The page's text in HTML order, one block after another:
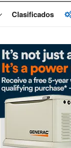
Clasificados